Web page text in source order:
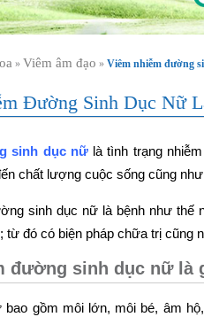
» Viêm âm đạo » Viêm nhiễm đường
Đường Sinh Dục Nữ
sinh dục nữlà tình trạng
chất lượng cuộc sống cũng
sinh dục nữ là bệnh như thế
từ đó có biện pháp chữa trị cũng
đường sinh dục nữ là
gồm môi lớn, môi bé, âm